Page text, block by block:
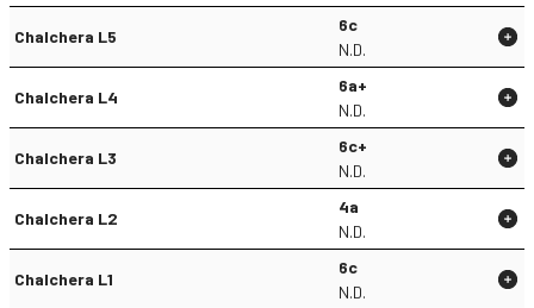
Chalchera L5
6c
N.D.
Chalchera L4
6a+
N.D.
Chalchera L3
6c+
N.D.
Chalchera L2
4a
N.D.
Chalchera L1
6c
N.D.